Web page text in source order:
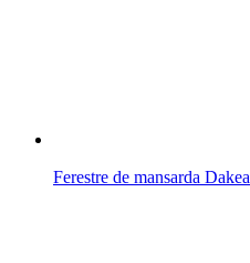
Ferestre de mansarda Dakea